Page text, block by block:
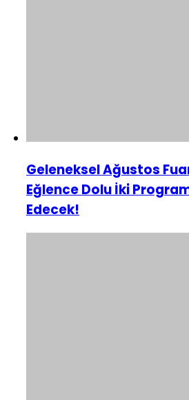
Geleneksel Ağustos
Eğlence Dolu İki
Edecek!